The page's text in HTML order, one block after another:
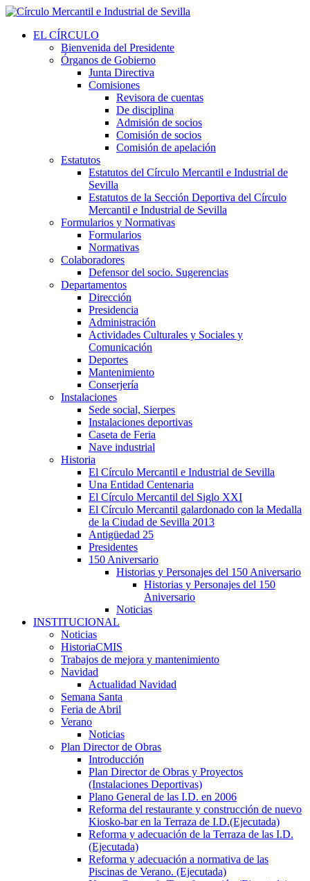
EL CÍRCULO
Bienvenida del Presidente
Órganos de Gobierno
Junta Directiva
Comisiones
Revisora de cuentas
De disciplina
Admisión de socios
Comisión de socios
Comisión de apelación
Estatutos
Estatutos del Círculo Mercantil e Industrial de
Sevilla
Estatutos de la Sección Deportiva del Círculo
Mercantil e Industrial de Sevilla
Formularios y Normativas
Formularios
Normativas
Colaboradores
Defensor del socio. Sugerencias
Departamentos
Dirección
Presidencia
Administración
Actividades Culturales y Sociales y
Comunicación
Deportes
Mantenimiento
Conserjería
Instalaciones
Sede social, Sierpes
Instalaciones deportivas
Caseta de Feria
Nave industrial
Historia
El Círculo Mercantil e Industrial de Sevilla
Una Entidad Centenaria
El Círculo Mercantil del Siglo XXI
El Círculo Mercantil galardonado con la Medalla
de la Ciudad de Sevilla 2013
Antigüedad 25
Presidentes
150 Aniversario
Historias y Personajes del 150 Aniversario
Historias y Personajes del 150
Aniversario
Noticias
INSTITUCIONAL
Noticias
HistoriaCMIS
Trabajos de mejora y mantenimiento
Navidad
Actualidad Navidad
Semana Santa
Feria de Abril
Verano
Noticias
Plan Director de Obras
Introducción
Plan Director de Obras y Proyectos
(Instalaciones Deportivas)
Plano General de las I.D. en 2006
Reforma del restaurante y construcción de nuevo
Kiosko-bar en la Terraza de I.D.(Ejecutada)
Reforma y adecuación de la Terraza de las I.D.
(Ejecutada)
Reforma y adecuación a normativa de las
Piscinas de Verano. (Ejecutada)